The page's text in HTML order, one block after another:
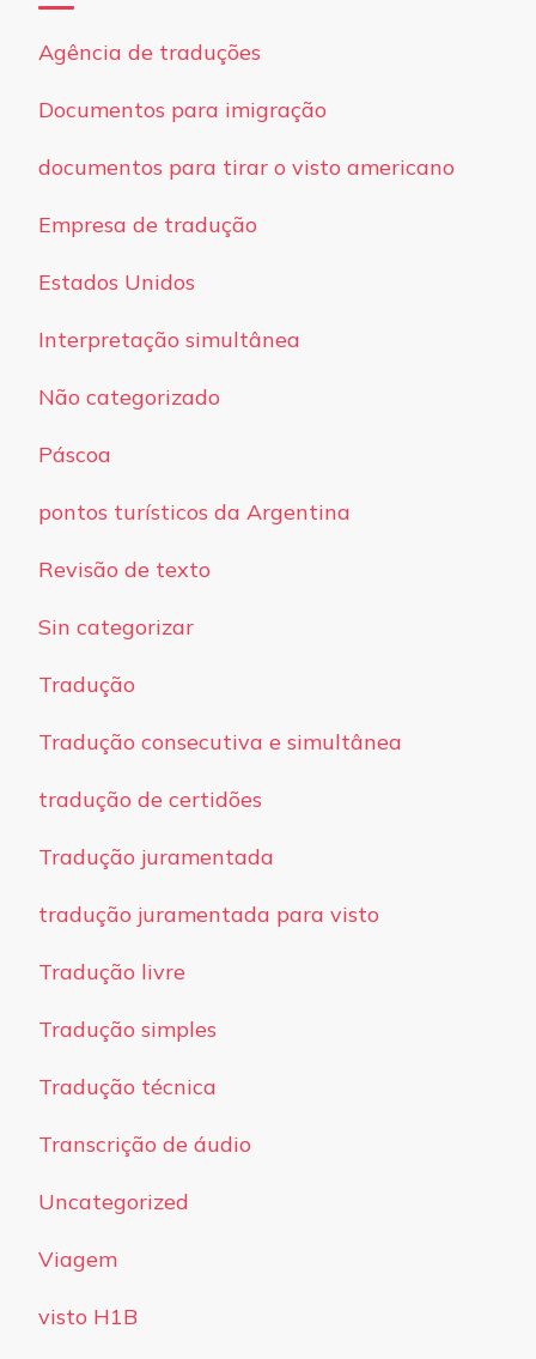
Agência de traduções
Documentos para imigração
documentos para tirar o visto americano
Empresa de tradução
Estados Unidos
Interpretação simultânea
Não categorizado
Páscoa
pontos turísticos da Argentina
Revisão de texto
Sin categorizar
Tradução
Tradução consecutiva e simultânea
tradução de certidões
Tradução juramentada
tradução juramentada para visto
Tradução livre
Tradução simples
Tradução técnica
Transcrição de áudio
Uncategorized
Viagem
visto H1B